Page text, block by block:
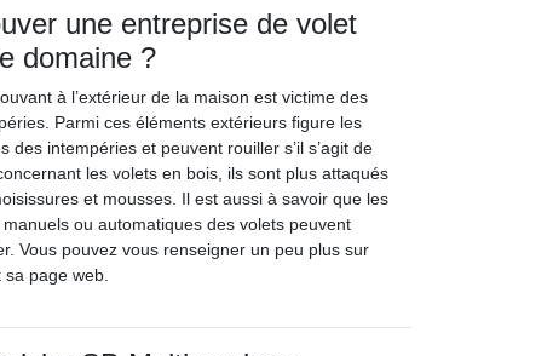
une entreprise de volet
domaine ?
à l’extérieur de la maison est victime des
Parmi ces éléments extérieurs figure les
des intempéries et peuvent rouiller s’il s’agit de
les volets en bois, ils sont plus attaqués
et mousses. Il est aussi à savoir que les
manuels ou automatiques des volets peuvent
Vous pouvez vous renseigner un peu plus sur
sa page web.